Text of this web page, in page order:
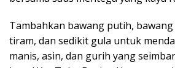
Tambahkan bawang putih,
tiram, dan sedikit gula untuk
manis, asin, dan gurih yang